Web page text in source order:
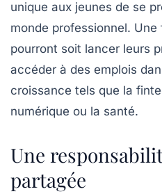
unique aux jeunes de se
monde professionnel.
pourront soit lancer leurs
accéder à des emplois
croissance tels que la
numérique ou la santé.
Une
partagée